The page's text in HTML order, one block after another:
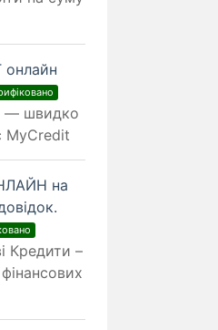
онлайн
— швидко
MyCredit
на
Кредити –